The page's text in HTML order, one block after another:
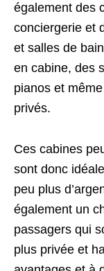
également des
conciergerie et
et salles de
en cabine, des
pianos et
privés.
Ces cabines
sont donc
peu plus
également un
passagers qui
plus privée et